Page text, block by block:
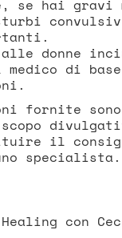
se hai gravi
donne
di
fornite
il
specialista.
con